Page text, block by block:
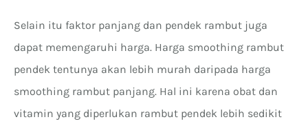
Selain itu faktor panjang dan pendek rambut juga
dapat memengaruhi harga. Harga smoothing rambut
pendek tentunya akan lebih murah daripada harga
smoothing rambut panjang. Hal ini karena obat dan
vitamin yang diperlukan rambut pendek lebih sedikit